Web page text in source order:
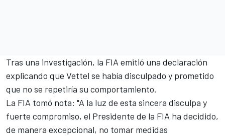
Tras una investigación, la FIA emitió una declaración
explicando que Vettel se había disculpado y prometido
que no se repetiría su comportamiento.
La FIA tomó nota: "A la luz de esta sincera disculpa y
fuerte compromiso, el Presidente de la FIA ha decidido,
de manera excepcional, no tomar medidas